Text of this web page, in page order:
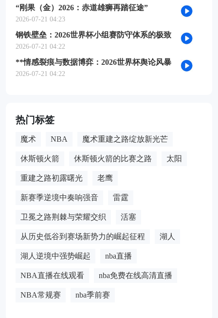
“刚果（金）2026：赤道雄狮再踏征途”
2026-07-21 04:23
钢铁壁垒：2026世界杯小组赛防守体系的极致
博弈
2026-07-21 04:22
**情感裂痕与数据博弈：2026世界杯舆论风暴
的多维解构**
2026-07-21 04:22
热门标签
魔术 NBA 魔术重建之路绽放新光芒
休斯顿火箭 休斯顿火箭的比赛之路 太阳
重建之路初露曙光 老鹰
新赛季逆境中奏响强音 雷霆
卫冕之路荆棘与荣耀交织 活塞
从历史低谷到赛场新势力的崛起征程 湖人
湖人逆境中强势崛起 nba直播
NBA直播在线观看 nba免费在线高清直播
NBA常规赛 nba季前赛